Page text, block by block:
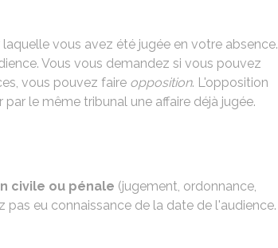
vous avez été jugée en votre absence.
Vous vous demandez si vous pouvez
vous pouvez faire opposition. L'opposition
le même tribunal une affaire déjà jugée.
civile ou pénale (jugement, ordonnance,
pas eu connaissance de la date de l'audience.